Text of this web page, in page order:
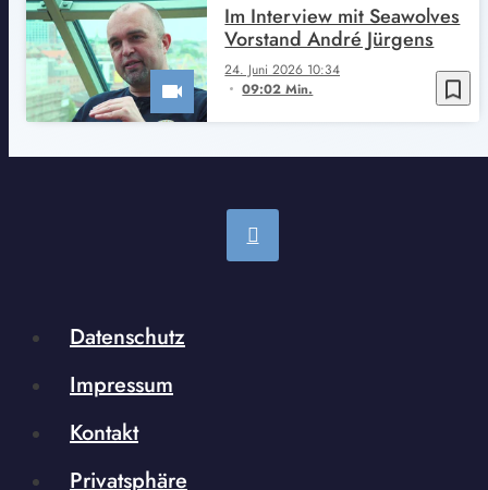
bookmark_border
24. Juni 2026 10:34
09:02 Min.
Im Interview mit Seawolves
Vorstand André Jürgens
Datenschutz
Impressum
Kontakt
Privatsphäre